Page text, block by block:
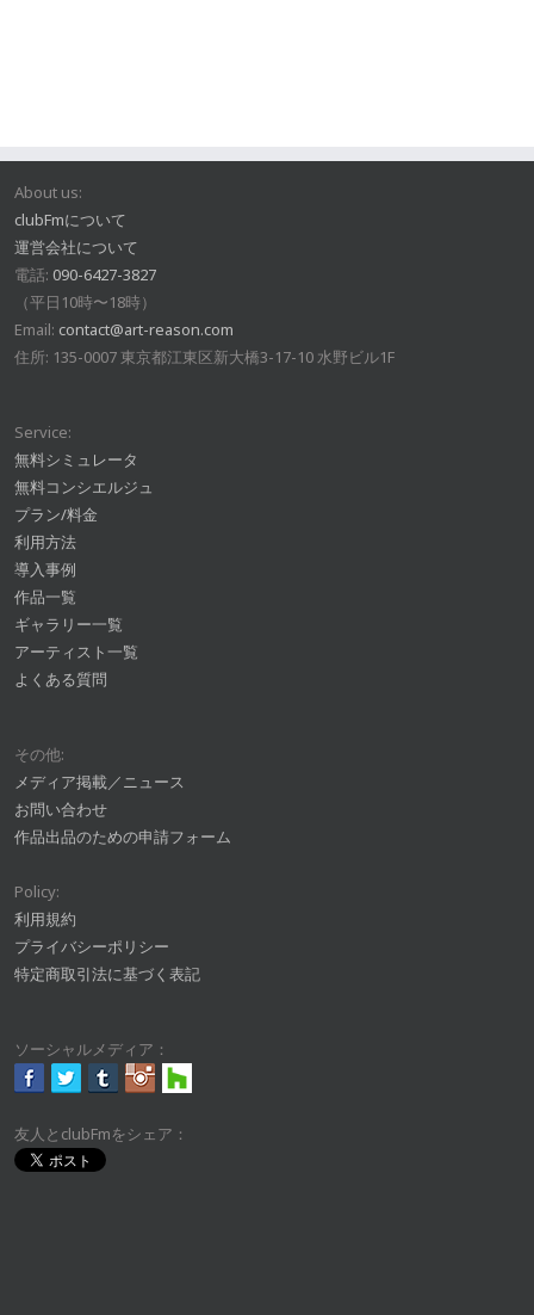
About us:
clubFmについて
運営会社について
電話: 090-6427-3827
（平日10時〜18時）
Email: contact@art-reason.com
住所: 135-0007 東京都江東区新大橋3-17-10 水野ビル1F
Service:
無料シミュレータ
無料コンシエルジュ
プラン/料金
利用方法
導入事例
作品一覧
ギャラリー一覧
アーティスト一覧
よくある質問
その他:
メディア掲載／ニュース
お問い合わせ
作品出品のための申請フォーム
Policy:
利用規約
プライバシーポリシー
特定商取引法に基づく表記
ソーシャルメディア：
友人とclubFmをシェア：